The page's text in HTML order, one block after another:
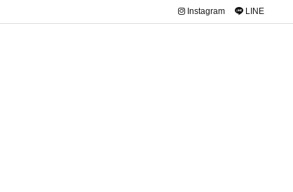
Instagram LINE